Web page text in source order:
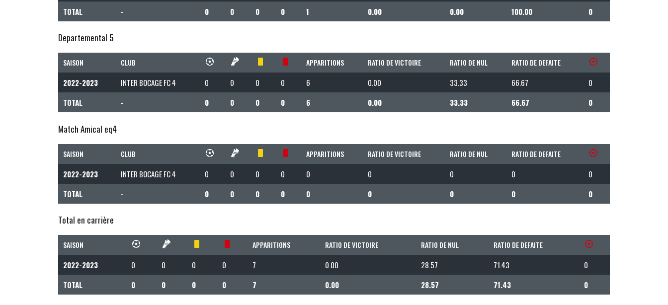
TOTAL
- 0 0 0 0 1 0.00 0.00 100.00 0
Departemental 5
SAISON CLUB APPARITIONS RATIO DE VICTOIRE RATIO DE NUL RATIO DE DEFAITE
2022-2023 INTER BOCAGE FC 4 0 0 0 0 6 0.00 33.33 66.67
0
TOTAL
- 0 0 0 0 6 0.00 33.33 66.67 0
Match Amical eq4
SAISON CLUB APPARITIONS RATIO DE VICTOIRE RATIO DE NUL RATIO DE DEFAITE
2022-2023 INTER BOCAGE FC 4 0 0 0 0 0 0 0 0
0
TOTAL
- 0 0 0 0 0 0 0 0 0
Total en carrière
SAISON APPARITIONS RATIO DE VICTOIRE RATIO DE NUL RATIO DE DEFAITE
2022-2023 0 0 0 0 7 0.00 28.57 71.43
0
TOTAL
0 0 0 0 7 0.00 28.57 71.43 0